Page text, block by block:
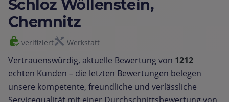
Schloz Wöllenstein,
Chemnitz
verifiziert Werkstatt
Vertrauenswürdig, aktuelle Bewertung von 1212
echten Kunden – die letzten Bewertungen belegen
unsere kompetente, freundliche und verlässliche